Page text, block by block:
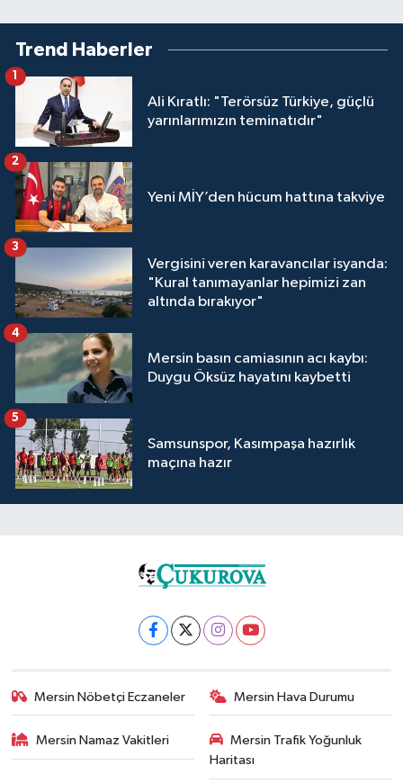
Trend Haberler
Ali Kıratlı: "Terörsüz Türkiye, güçlü
yarınlarımızın teminatıdır"
Yeni MİY’den hücum hattına takviye
2
Vergisini veren karavancılar isyanda:
"Kural tanımayanlar hepimizi zan
altında bırakıyor"
3
Mersin basın camiasının acı kaybı:
Duygu Öksüz hayatını kaybetti
4
Samsunspor, Kasımpaşa hazırlık
maçına hazır
5
Mersin Nöbetçi Eczaneler Mersin Hava Durumu
Mersin Namaz Vakitleri
Mersin Trafik Yoğunluk
Haritası